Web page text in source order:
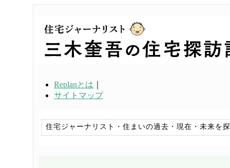
Replanとは
サイトマップ
住宅ジャーナリスト・住まいの過去・現在・未来を